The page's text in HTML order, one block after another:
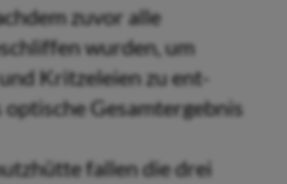
zuvor alle
wurden, um
Kritzeleien zu ent-
Gesamtergebnis
fallen die drei